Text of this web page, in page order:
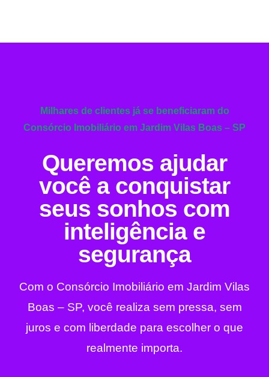
Milhares de clientes já se beneficiaram do
Consórcio Imobiliário em Jardim Vilas Boas – SP
Queremos ajudar
você a conquistar
seus sonhos com
inteligência e
segurança
Com o Consórcio Imobiliário em Jardim Vilas
Boas – SP, você realiza sem pressa, sem
juros e com liberdade para escolher o que
realmente importa.